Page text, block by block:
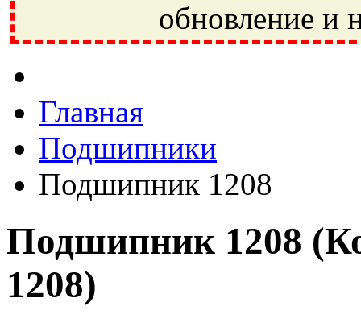
обновление и
Ивантеевка, подшипники, пневматика, метизы, техника,
Главная
Подшипники
Подшипник 1208
Подшипник 1208
1208)